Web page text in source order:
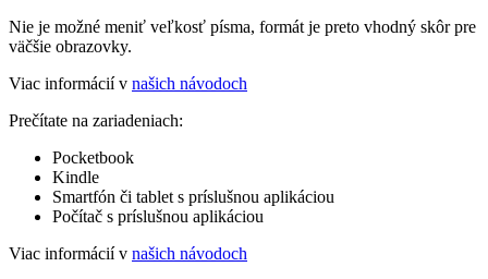
Nie je možné meniť veľkosť písma, formát je preto vhodný skôr pre
väčšie obrazovky.
Viac informácií v našich návodoch
Prečítate na zariadeniach:
Pocketbook
Kindle
Smartfón či tablet s príslušnou aplikáciou
Počítač s príslušnou aplikáciou
Viac informácií v našich návodoch